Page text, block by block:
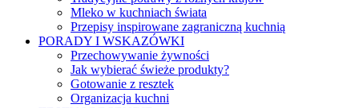
Mleko w kuchniach świata
Przepisy inspirowane zagraniczną kuchnią
PORADY I WSKAZÓWKI
Przechowywanie żywności
Jak wybierać świeże produkty?
Gotowanie z resztek
Organizacja kuchni